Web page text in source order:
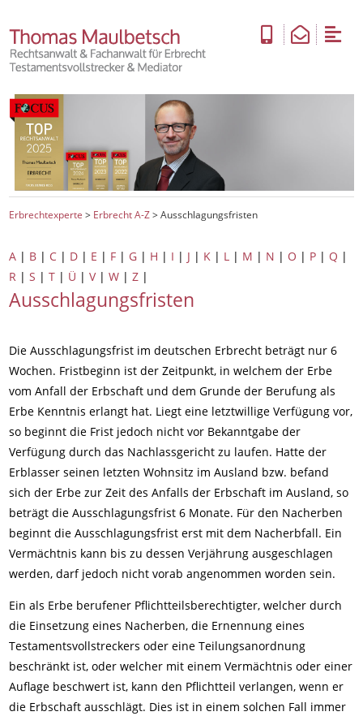
Erbrechtexperte > Erbrecht A-Z>Ausschlagungsfristen
A | B | C | D | E | F | G | H | I | J | K | L | M | N | O | P | Q |
R |S |T | Ü |V|W |Z |
Ausschlagungsfristen
Die Ausschlagungsfrist im deutschen Erbrecht beträgt nur 6
Wochen. Fristbeginn ist der Zeitpunkt, in welchem der Erbe
vom Anfall der Erbschaft und dem Grunde der Berufung als
Erbe Kenntnis erlangt hat. Liegt eine letztwillige Verfügung vor,
so beginnt die Frist jedoch nicht vor Bekanntgabe der
Verfügung durch das Nachlassgericht zu laufen. Hatte der
Erblasser seinen letzten Wohnsitz im Ausland bzw. befand
sich der Erbe zur Zeit des Anfalls der Erbschaft im Ausland, so
beträgt die Ausschlagungsfrist 6 Monate. Für den Nacherben
beginnt die Ausschlagungsfrist erst mit dem Nacherbfall. Ein
Vermächtnis kann bis zu dessen Verjährung ausgeschlagen
werden, darf jedoch nicht vorab angenommen worden sein.
Ein als Erbe berufener Pflichtteilsberechtigter, welcher durch
die Einsetzung eines Nacherben, die Ernennung eines
Testamentsvollstreckers oder eine Teilungsanordnung
beschränkt ist, oder welcher mit einem Vermächtnis oder einer
Auflage beschwert ist, kann den Pflichtteil verlangen, wenn er
die Erbschaft ausschlägt. Dies ist in einem solchen Fall immer